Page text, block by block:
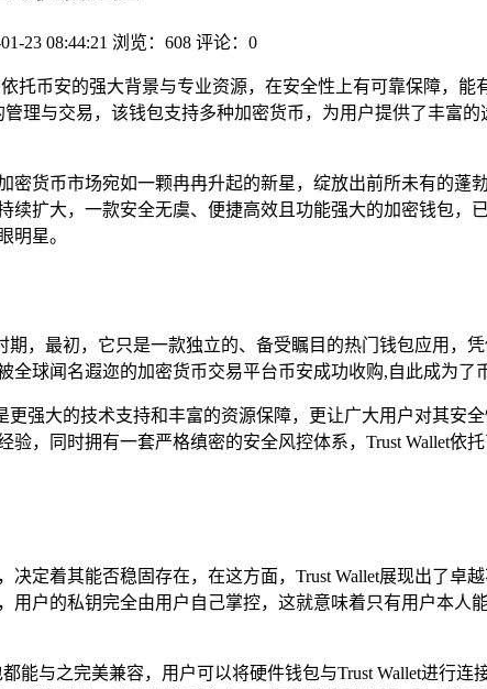
23 08:44:21 浏览：608 评论：0
托币安的强大背景与专业资源，在安全性上有可靠保障，
理与交易，该钱包支持多种加密货币，为用户提供了丰富的
货币市场宛如一颗冉冉升起的新星，绽放出前所未有的蓬
扩大，一款安全无虞、便捷高效且功能强大的加密钱包，
明星。
期，最初，它只是一款独立的、备受瞩目的热门钱包应用，
球闻名遐迩的加密货币交易平台币安成功收购,自此成为了
更强大的技术支持和丰富的资源保障，更让广大用户对其安
，同时拥有一套严格缜密的安全风控体系，Trust Wallet依
定着其能否稳固存在，在这方面，Trust Wallet展现出了卓
户的私钥完全由用户自己掌控，这就意味着只有用户本人
能与之完美兼容，用户可以将硬件钱包与Trust Wallet进行